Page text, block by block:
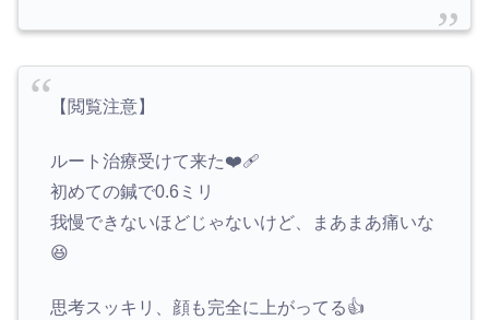
【閲覧注意】
ルート治療受けて来た❤️‍🩹
初めての鍼で0.6ミリ
我慢できないほどじゃないけど、まあまあ痛いな
😆
思考スッキリ、顔も完全に上がってる👍